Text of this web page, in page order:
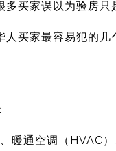
买家误以为验房只
买家最容易犯的
暖通空调（HVAC